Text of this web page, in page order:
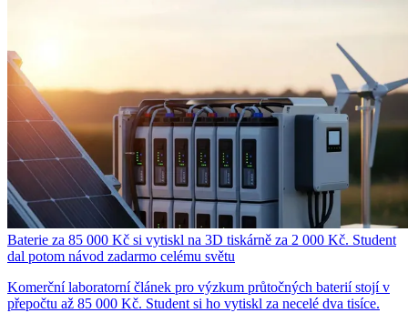
Baterie za 85 000 Kč si vytiskl na 3D tiskárně za 2 000 Kč. Student
dal potom návod zadarmo celému světu
Komerční laboratorní článek pro výzkum průtočných baterií stojí v
přepočtu až 85 000 Kč. Student si ho vytiskl za necelé dva tisíce.